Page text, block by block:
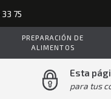
75
PREPARACIÓN DE
ALIMENTOS
Esta
para tus